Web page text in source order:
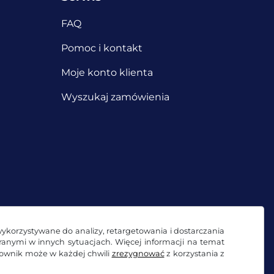
do analizy, retargetowania i dostarczania
w innych sytuacjach. Więcej informacji na temat
może w każdej chwili zrezygnowaćz korzystania z
FAQ
Pomoc i kontakt
Moje konto klienta
Wyszukaj zamówienia